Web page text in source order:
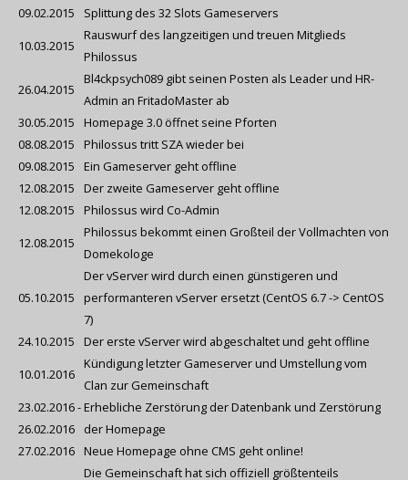
09.02.2015
Splittung des 32 Slots Gameservers
10.03.2015
Rauswurf des langzeitigen und treuen Mitglieds
Philossus
26.04.2015
Bl4ckpsych089 gibt seinen Posten als Leader und HR-
Admin an FritadoMaster ab
30.05.2015
Homepage 3.0 öffnet seine Pforten
08.08.2015
Philossus tritt SZA wieder bei
09.08.2015
Ein Gameserver geht offline
12.08.2015
Der zweite Gameserver geht offline
12.08.2015
Philossus wird Co-Admin
12.08.2015
Philossus bekommt einen Großteil der Vollmachten von
Domekologe
05.10.2015
Der vServer wird durch einen günstigeren und
performanteren vServer ersetzt (CentOS 6.7 -> CentOS
7)
24.10.2015
Der erste vServer wird abgeschaltet und geht offline
10.01.2016
Kündigung letzter Gameserver und Umstellung vom
Clan zur Gemeinschaft
23.02.2016 -
26.02.2016
Erhebliche Zerstörung der Datenbank und Zerstörung
der Homepage
27.02.2016 Neue Homepage ohne CMS geht online!
Die Gemeinschaft hat sich offiziell größtenteils